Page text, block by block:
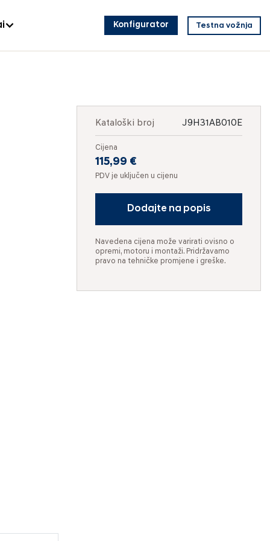
Konfigurator Testna vožnja
Kataloški broj J9H31AB010E
Cijena
115,99 €
PDV je uključen u cijenu
Dodajte na popis
Navedena cijena može varirati ovisno o
opremi, motoru i montaži. Pridržavamo
pravo na tehničke promjene i greške.